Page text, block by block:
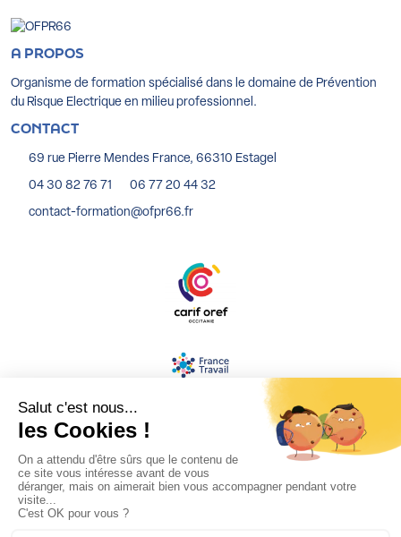
A PROPOS
Organisme de formation spécialisé dans le domaine de Prévention
du Risque Electrique en milieu professionnel.
CONTACT
69 rue Pierre Mendes France, 66310 Estagel
04 30 82 76 71
06 77 20 44 32
contact-formation@ofpr66.fr
MENTIONS LÉGALES RÉALISATION : KORI